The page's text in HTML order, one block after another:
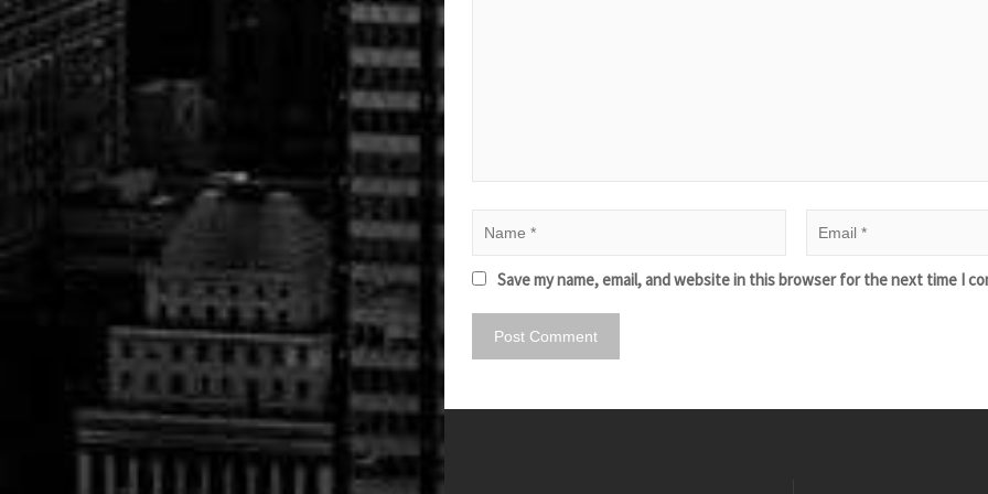
Save my name, email, and website in this browser for the next time I